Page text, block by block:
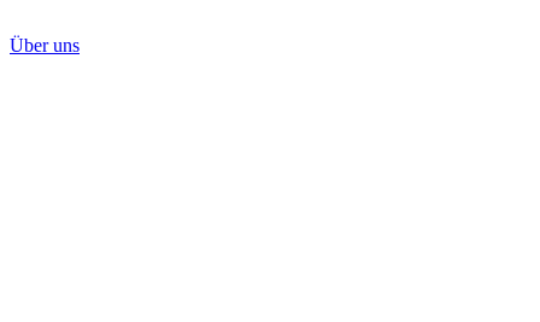
Über uns